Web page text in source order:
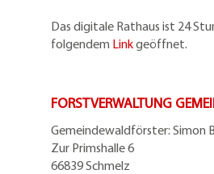
Das digitale Rathaus ist 24
folgendem Linkgeöffnet.
FORSTVERWALTUNG
Gemeindewaldförster: Simon
Zur Primshalle 6
66839 Schmelz